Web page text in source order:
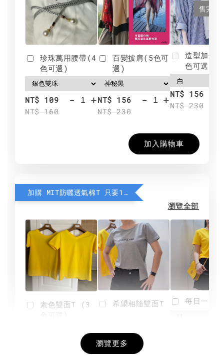
珍珠萬用腰帶(4
色可選)
NT$ 109
NT$ 160
- +
百變披肩(5色可
選)
NT$ 156
NT$ 230
- +
售完
造型加分
色可選)
NT$ 156
NT$ 230
加入購物車
加購 MIT防曬透氣棉T 只要190元
瀏覽全部
素色雙面T (3
+
希望相隨雙面T
NT$ 190
-
每日一笑
瀏覽更多